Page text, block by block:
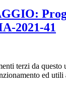
2021-41
terzi da
ed